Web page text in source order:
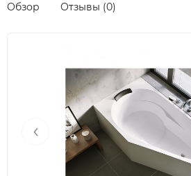
Обзор Отзывы (0)
‹